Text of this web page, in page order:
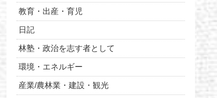
教育・出産・育児
日記
林塾・政治を志す者として
環境・エネルギー
産業/農林業・建設・観光